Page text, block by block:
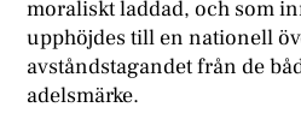
moraliskt laddad, och som
upphöjdes till en nationell
avståndstagandet från de
adelsmärke.